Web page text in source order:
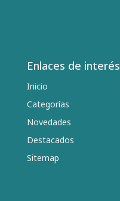
Enlaces de interés
Inicio
Categorías
Novedades
Destacados
Sitemap